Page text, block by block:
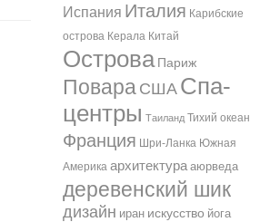
Испания Италия Карибские
острова Керала Китай
Острова Париж
Повара США Спа-
центры Таиланд Тихий океан
Франция Шри-Ланка Южная
Америка архитектура аюрведа
деревенский шик
дизайн иран искусство йога